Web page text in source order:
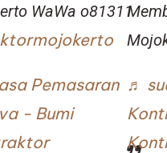
WaWa o81311
Pemasaran
- Bumi
♬